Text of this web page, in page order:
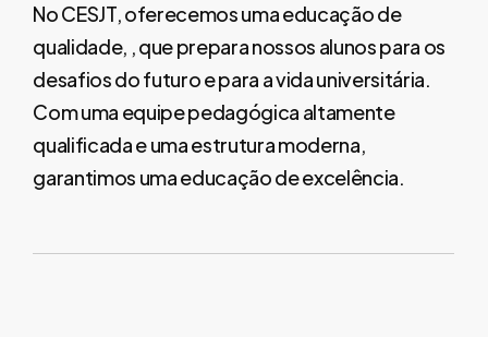
No CESJT, oferecemos uma educação de
qualidade, , que prepara nossos alunos para os
desafios do futuro e para a vida universitária.
Com uma equipe pedagógica altamente
qualificada e uma estrutura moderna,
garantimos uma educação de excelência.